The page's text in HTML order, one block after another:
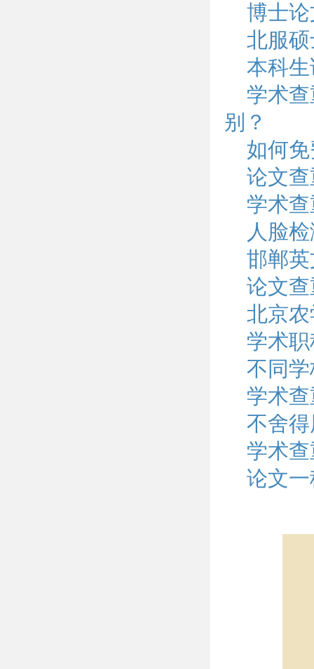
博士
北服
本科
学术
别？
如何
论文
学术
人脸
邯郸
论文
北京
学术
不同
学术
不舍
学术
论文